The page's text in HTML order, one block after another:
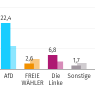
AfD
FREIE
WÄHLER
Die
Linke
Sonstige
22,4
2,6
6,8
1,7